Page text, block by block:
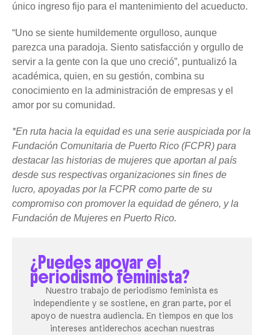
único ingreso fijo para el mantenimiento del acueducto.
“Uno se siente humildemente orgulloso, aunque
parezca una paradoja. Siento satisfacción y orgullo de
servir a la gente con la que uno creció”, puntualizó la
académica, quien, en su gestión, combina su
conocimiento en la administración de empresas y el
amor por su comunidad.
*En ruta hacia la equidad es una serie auspiciada por la
Fundación Comunitaria de Puerto Rico (FCPR) para
destacar las historias de mujeres que aportan al país
desde sus respectivas organizaciones sin fines de
lucro, apoyadas por la FCPR como parte de su
compromiso con promover la equidad de género, y la
Fundación de Mujeres en Puerto Rico.
¿Puedes apoyar el
periodismo feminista?
Nuestro trabajo de periodismo feminista es
independiente y se sostiene, en gran parte, por el
apoyo de nuestra audiencia. En tiempos en que los
intereses antiderechos acechan nuestras